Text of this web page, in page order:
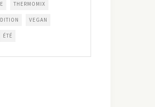
THERMOMIX
VEGAN
ÉTÉ